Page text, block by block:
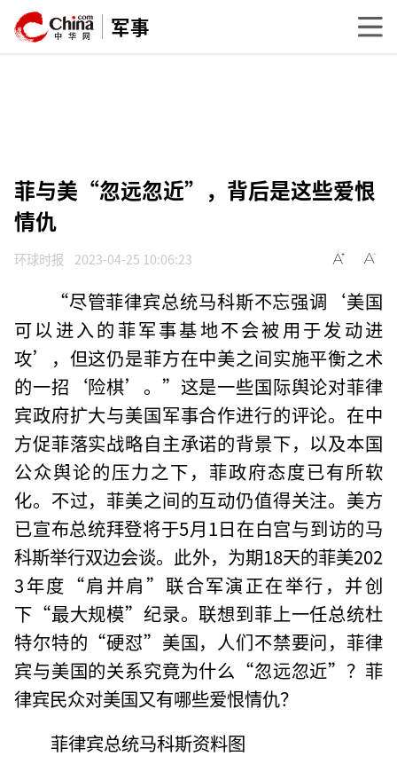
军事
菲与美“忽远忽近”，背后是这些爱恨
情仇
环球时报 2023-04-25 10:06:23
“尽管菲律宾总统马科斯不忘强调‘美国
可以进入的菲军事基地不会被用于发动进
攻’，但这仍是菲方在中美之间实施平衡之术
的一招‘险棋’。”这是一些国际舆论对菲律
宾政府扩大与美国军事合作进行的评论。在中
方促菲落实战略自主承诺的背景下，以及本国
公众舆论的压力之下，菲政府态度已有所软
化。不过，菲美之间的互动仍值得关注。美方
已宣布总统拜登将于5月1日在白宫与到访的马
科斯举行双边会谈。此外，为期18天的菲美202
3年度“肩并肩”联合军演正在举行，并创
下“最大规模”纪录。联想到菲上一任总统杜
特尔特的“硬怼”美国，人们不禁要问，菲律
宾与美国的关系究竟为什么“忽远忽近”？菲
律宾民众对美国又有哪些爱恨情仇？
菲律宾总统马科斯资料图